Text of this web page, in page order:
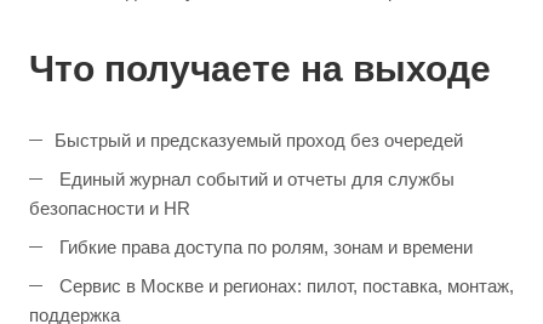
Что получаете на выходе
Быстрый и предсказуемый проход без очередей
Единый журнал событий и отчеты для службы
безопасности и HR
Гибкие права доступа по ролям, зонам и времени
Сервис в Москве и регионах: пилот, поставка, монтаж,
поддержка